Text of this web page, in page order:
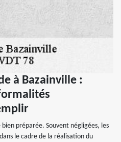
à Bazainville :
préparée. Souvent négligées, les
le cadre de la réalisation du